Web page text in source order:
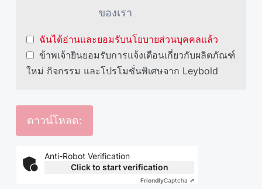
ของเรา
ฉันได้อ่านและยอมรับนโยบายส่วนบุคคลแล้ว
ข้าพเจ้ายินยอมรับการแจ้งเตือนเกี่ยวกับผลิตภัณฑ์
ใหม่ กิจกรรม และโปรโมชั่นพิเศษจาก Leybold
Anti-Robot Verification
Click to start verification
FriendlyCaptcha ⇗